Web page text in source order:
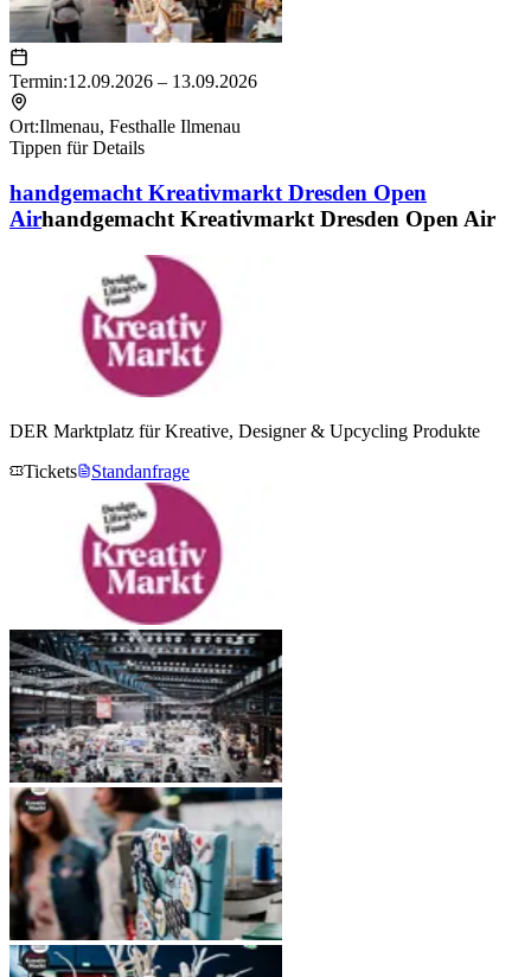
Termin:12.09.2026 – 13.09.2026
Ort:Ilmenau, Festhalle Ilmenau
Tippen für Details
handgemacht Kreativmarkt Dresden Open
Airhandgemacht Kreativmarkt Dresden Open Air
DER Marktplatz für Kreative, Designer & Upcycling Produkte
Tickets
Standanfrage